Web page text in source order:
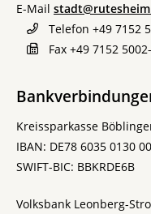
E-Mail
Telefon +49 7152
Fax +49 7152
Kreissparkasse
IBAN: DE78 6035 0130
SWIFT-BIC: BBKRDE6B
Volksbank Leonberg-